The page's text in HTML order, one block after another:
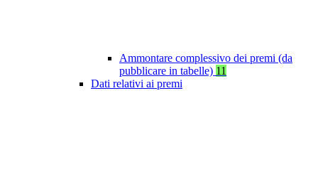
Ammontare complessivo dei premi (da
pubblicare in tabelle) 11
Dati relativi ai premi